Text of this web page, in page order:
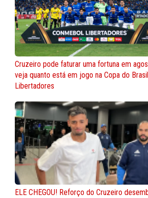
Cruzeiro pode faturar uma fortuna em
veja quanto está em jogo na Copa do
Libertadores
ELE CHEGOU! Reforço do Cruzeiro